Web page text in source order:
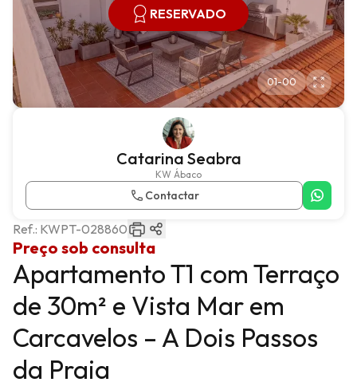
RESERVADO
01-00
Catarina Seabra
KW Ábaco
Contactar
Preço sob consulta
Ref.: KWPT-028860
Apartamento T1 com Terraço
de 30m² e Vista Mar em
Carcavelos – A Dois Passos
da Praia